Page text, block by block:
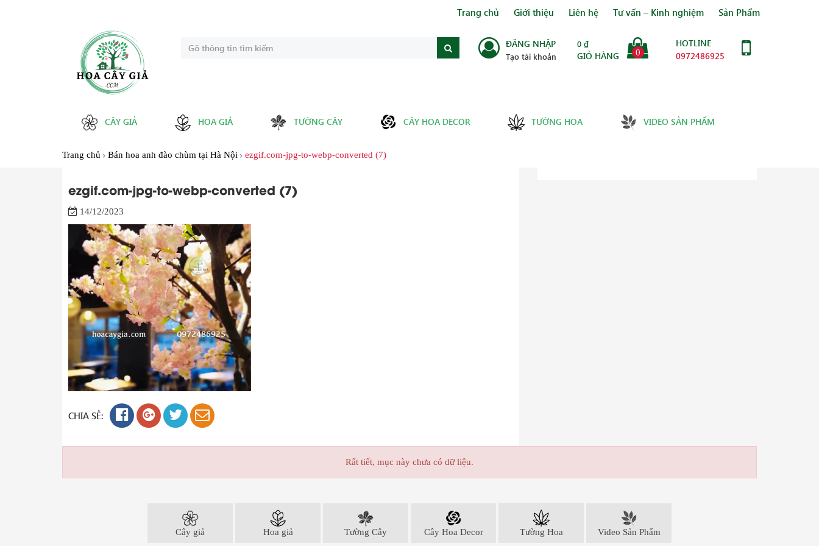
Trang chủ Giới thiệu Liên hệ Tư vấn – Kinh nghiệm Sản Phẩm
ĐĂNG NHẬP
Tạo tài khoản
0 ₫
GIỎ HÀNG 0
HOTLINE
0972486925
CÂY GIẢ HOA GIẢ TƯỜNG CÂY CÂY HOA DECOR TƯỜNG HOA VIDEO SẢN PHẨM
Trang chủ Bán hoa anh đào chùm tại Hà Nội ezgif.com-jpg-to-webp-converted (7)
ezgif.com-jpg-to-webp-converted (7)
14/12/2023
CHIA SẺ:
Rất tiết, mục này chưa có dữ liệu.
Cây giả Hoa giả Tường Cây Cây Hoa Decor Tường Hoa Video Sản Phẩm